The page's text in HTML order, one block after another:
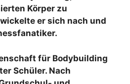
Körper zu
er sich nach und
für Bodybuilding
Schüler. Nach